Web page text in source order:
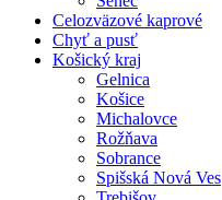
Celozväzové kaprové
Chyť a pusť
Košický kraj
Gelnica
Košice
Michalovce
Rožňava
Sobrance
Spišská Nová Ves